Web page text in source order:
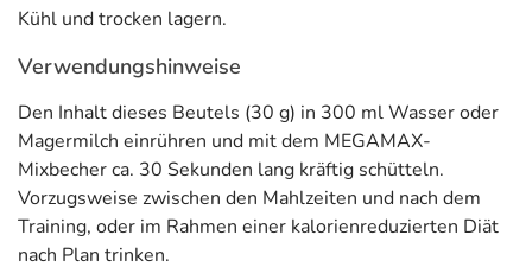
dieselbe Menge an Stickstoff zurückzuhalten wie beim
Wert hat Whey-Protein (= Molkenprotein) mit 104.
oder gar über 200 anpreisen, sind unseriös und zeugen
von der Unkenntnis der Anbieter oder dienen der
Verbrauchertäuschung. Diese Werte beziehen sich auf
den „chemical score“ . Das ist der sogenannte CS-Wert,
der das Verhältnis der essentiellen Aminosäuren
Kühl und trocken lagern.
Verwendungshinweise
Den Inhalt dieses Beutels (30 g) in 300 ml Wasser oder
Magermilch einrühren und mit dem MEGAMAX-
Mixbecher ca. 30 Sekunden lang kräftig schütteln.
Vorzugsweise zwischen den Mahlzeiten und nach dem
Training, oder im Rahmen einer kalorienreduzierten Diät
nach Plan trinken.